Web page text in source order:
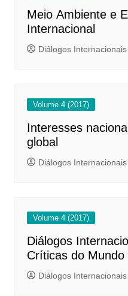
Meio Ambiente e
Internacional
Diálogos Internacionais
Volume 4 (2017)
Interesses
global
Diálogos Internacionais
Volume 4 (2017)
Diálogos
Críticas do
Diálogos Internacionais